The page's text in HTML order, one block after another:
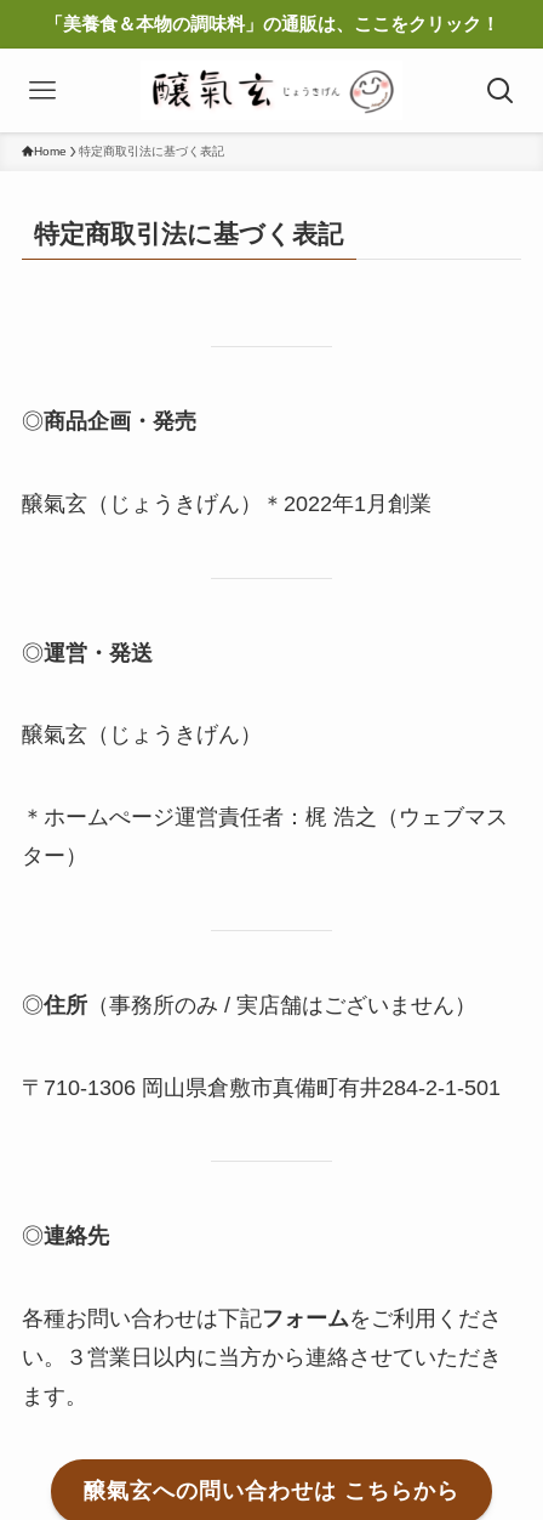
「美養食＆本物の調味料」の通販は、ここをクリック！
Home 特定商取引法に基づく表記
特定商取引法に基づく表記
◎商品企画・発売
醸氣玄（じょうきげん）＊2022年1月創業
◎運営・発送
醸氣玄（じょうきげん）
＊ホームぺージ運営責任者：梶 浩之（ウェブマス
ター）
◎住所（事務所のみ / 実店舗はございません）
〒710-1306 岡山県倉敷市真備町有井284-2-1-501
◎連絡先
各種お問い合わせは下記フォームをご利用くださ
い。３営業日以内に当方から連絡させていただき
ます。
醸氣玄への問い合わせは こちらから